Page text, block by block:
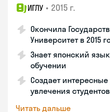
ИГЛУ • 2015 г.
Окончила
Университет в 2015
Знает японский
обучении
Создает
увлечения студентов
Читать дальше